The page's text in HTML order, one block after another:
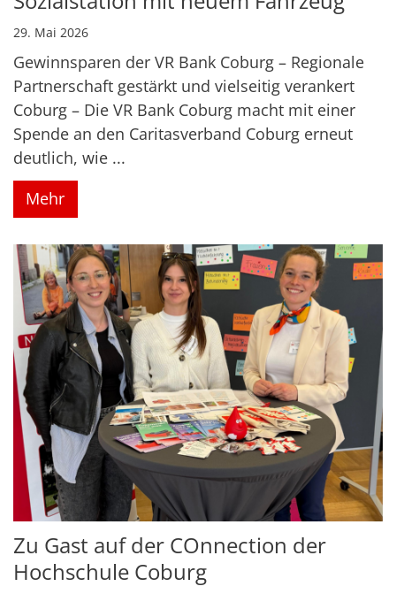
29. Mai 2026
Gewinnsparen der VR Bank Coburg – Regionale
Partnerschaft gestärkt und vielseitig verankert
Coburg – Die VR Bank Coburg macht mit einer
Spende an den Caritasverband Coburg erneut
deutlich, wie ...
Mehr
Zu Gast auf der COnnection der
Hochschule Coburg